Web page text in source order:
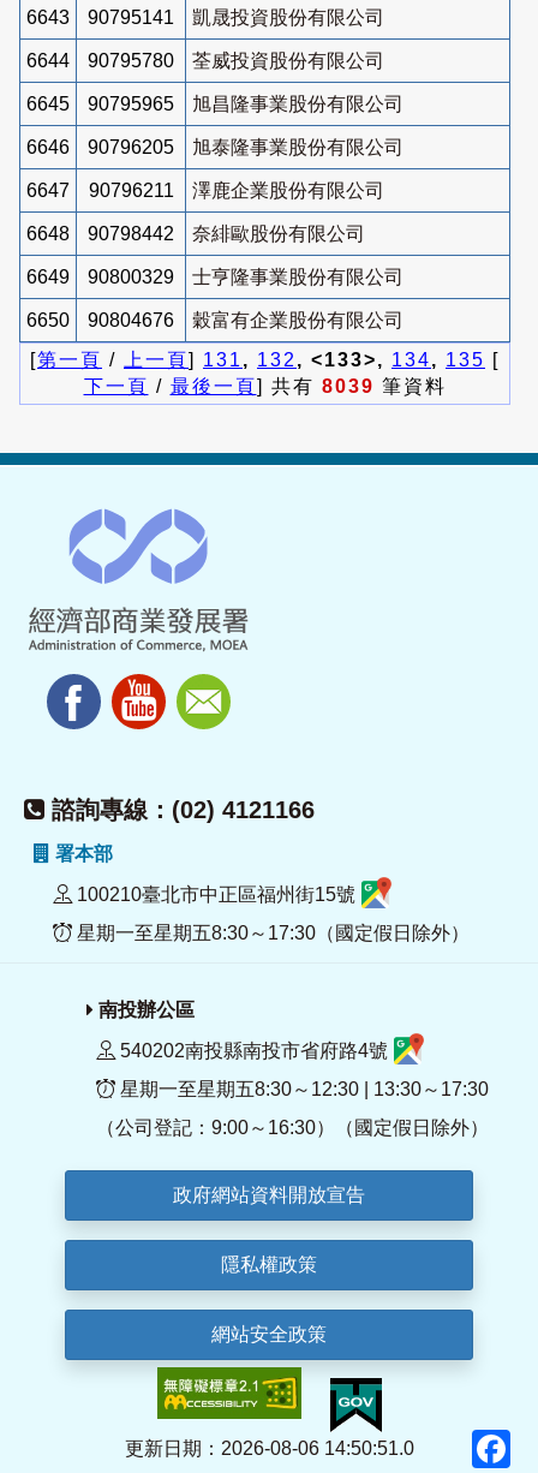
6643 90795141 凱晟投資股份有限公司
6644 90795780 荃威投資股份有限公司
6645 90795965 旭昌隆事業股份有限公司
6646 90796205 旭泰隆事業股份有限公司
6647 90796211 澤鹿企業股份有限公司
6648 90798442 奈緋歐股份有限公司
6649 90800329 士亨隆事業股份有限公司
6650 90804676
穀富有企業股份有限公司
[第一頁 / 上一頁] 131 , 132 , <133>, 134, 135 [
下一頁 / 最後一頁] 共有 8039 筆資料
諮詢專線：(02) 4121166
署本部
100210臺北市中正區福州街15號
星期一至星期五8:30～17:30（國定假日除外）
南投辦公區
540202南投縣南投市省府路4號
星期一至星期五8:30～12:30 | 13:30～17:30
（公司登記：9:00～16:30）（國定假日除外）
政府網站資料開放宣告
隱私權政策
網站安全政策
更新日期：2026-08-06 14:50:51.0